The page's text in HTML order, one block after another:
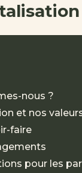
nous ?
et nos
faire
pour les